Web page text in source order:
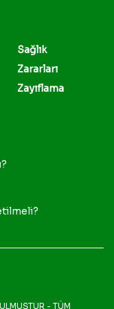
Sağlık
Zararları
Zayıflama
- TÜM